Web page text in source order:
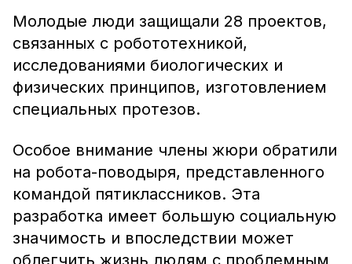
Молодые люди защищали 28 проектов,
связанных с робототехникой,
исследованиями биологических и
физических принципов, изготовлением
специальных протезов.
Особое внимание члены жюри обратили
на робота-поводыря, представленного
командой пятиклассников. Эта
разработка имеет большую социальную
значимость и впоследствии может
облегчить жизнь людям с проблемным